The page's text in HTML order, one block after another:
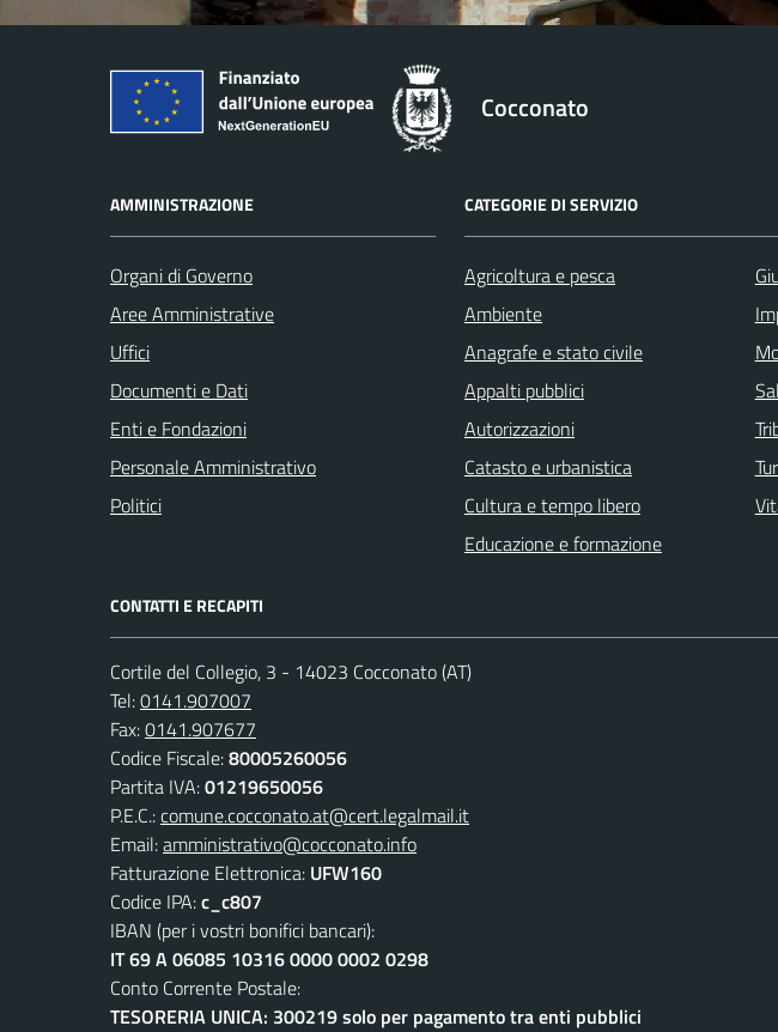
Cocconato
AMMINISTRAZIONE
Organi di Governo
Aree Amministrative
Uffici
Documenti e Dati
Enti e Fondazioni
Personale Amministrativo
Politici
CATEGORIE DI SERVIZIO
Agricoltura e pesca
Ambiente
Anagrafe e stato civile
Appalti pubblici
Autorizzazioni
Catasto e urbanistica
Cultura e tempo libero
Educazione e formazione
CONTATTI E RECAPITI
Cortile del Collegio, 3 - 14023 Cocconato (AT)
Tel:0141.907007
Fax:0141.907677
Codice Fiscale:80005260056
Partita IVA:01219650056
P.E.C.:comune.cocconato.at@cert.legalmail.it
Email:amministrativo@cocconato.info
Fatturazione Elettronica: UFW160
Codice IPA:c_c807
IBAN (per i vostri bonifici bancari):
IT 69 A 06085 10316 0000 0002 0298
Conto Corrente Postale:
TESORERIA UNICA: 300219 solo per pagamento tra enti pubblici